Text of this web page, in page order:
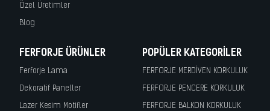
Özel Üretimler
Blog
FERFORJE ÜRÜNLER
Ferforje Lama
Dekoratif Paneller
Lazer Kesim Motifler
POPÜLER KATEGORILER
FERFORJE MERDİVEN KORKULUK
FERFORJE PENCERE KORKULUK
FERFORJE BALKON KORKULUK